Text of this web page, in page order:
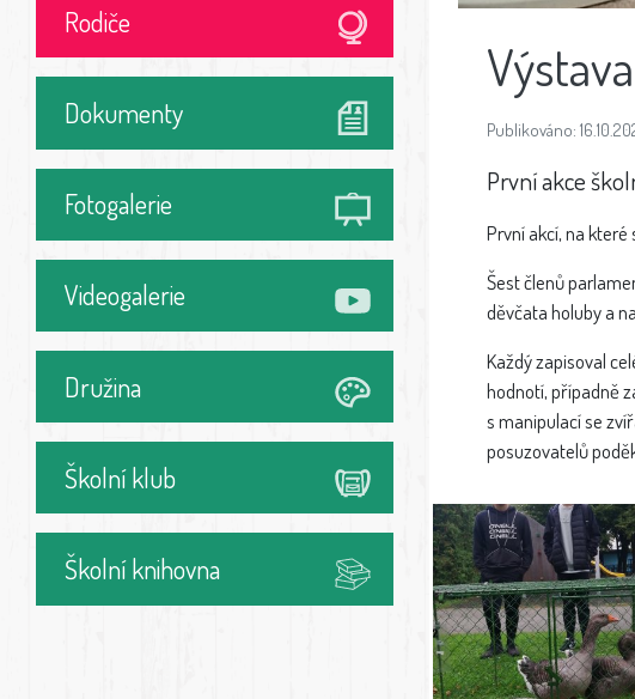
Rodiče
Dokumenty
Fotogalerie
Videogalerie
Družina
Školní klub
Školní knihovna
Publikováno:
První akce
První akcí, na
Šest členů
děvčata holuby a
Každý zapisoval
hodnotí, případně
s manipulací se
posuzovatelů